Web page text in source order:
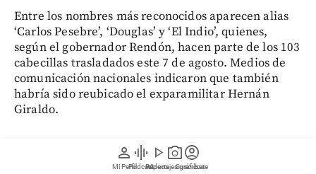
person
Mi Perfil
graphic_eq
Pódcast
play_arrow
Videos
photo_camera
Reportajes gráficos
account_circle
Suscríbete
Entre los nombres más reconocidos aparecen alias
‘Carlos Pesebre’, ‘Douglas’ y ‘El Indio’, quienes,
según el gobernador Rendón, hacen parte de los 103
cabecillas trasladados este 7 de agosto. Medios de
comunicación nacionales indicaron que también
habría sido reubicado el exparamilitar Hernán
Giraldo.
Otros, de quienes hasta el cierre de esta edición no
se tenía conocimiento si fueron movidos o no, son